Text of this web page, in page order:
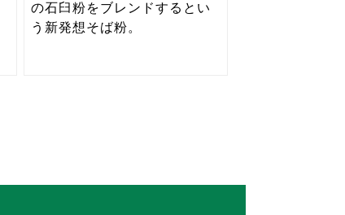
の石臼粉をブレンドするとい
う新発想そば粉。